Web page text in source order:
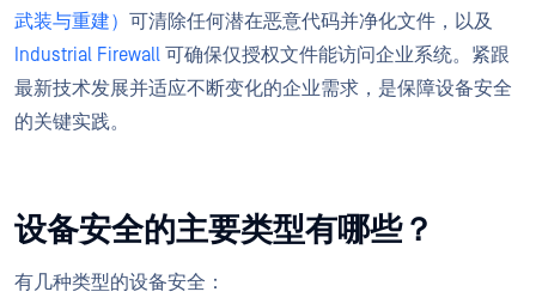
武装与重建） 可清除任何潜在恶意代码并净化文件，以及
Industrial Firewall 可确保仅授权文件能访问企业系统。紧跟
最新技术发展并适应不断变化的企业需求，是保障设备安全
的关键实践。
设备安全的主要类型有哪些？
有几种类型的设备安全：